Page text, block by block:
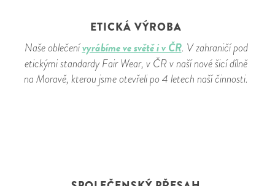
ETICKÁ VÝROBA
Naše oblečenívyrábíme ve světě i v ČR. V zahraničí pod
etickými standardy Fair Wear, v ČR v naší nové šicí dílně
na Moravě, kterou jsme otevřeli po 4 letech naší činnosti.